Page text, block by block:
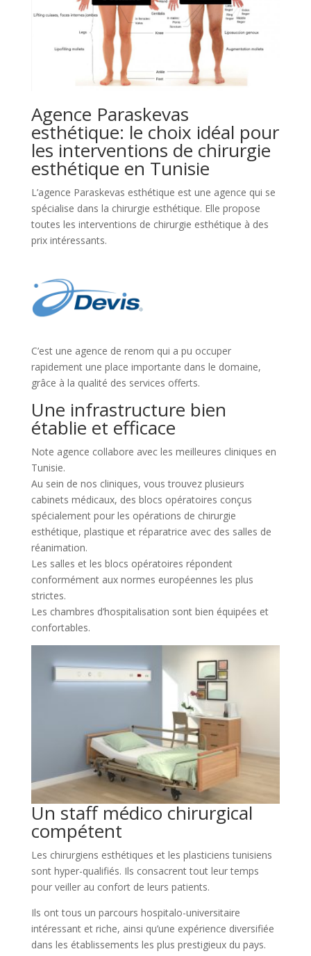
Agence Paraskevas
esthétique: le choix idéal pour
les interventions de chirurgie
esthétique en Tunisie
L’agence Paraskevas esthétique est une agence qui se
spécialise dans la chirurgie esthétique. Elle propose
toutes les interventions de chirurgie esthétique à des
prix intéressants.
C’est une agence de renom qui a pu occuper
rapidement une place importante dans le domaine,
grâce à la qualité des services offerts.
Une infrastructure bien
établie et efficace
Note agence collabore avec les meilleures cliniques en
Tunisie.
Au sein de nos cliniques, vous trouvez plusieurs
cabinets médicaux, des blocs opératoires conçus
spécialement pour les opérations de chirurgie
esthétique, plastique et réparatrice avec des salles de
réanimation.
Les salles et les blocs opératoires répondent
conformément aux normes européennes les plus
strictes.
Les chambres d’hospitalisation sont bien équipées et
confortables.
Un staff médico chirurgical
compétent
Les chirurgiens esthétiques et les plasticiens tunisiens
sont hyper-qualifiés. Ils consacrent tout leur temps
pour veiller au confort de leurs patients.
Ils ont tous un parcours hospitalo-universitaire
intéressant et riche, ainsi qu’une expérience diversifiée
dans les établissements les plus prestigieux du pays.